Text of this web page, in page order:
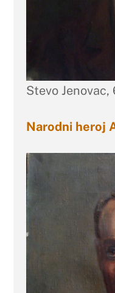
Stevo
Narodni heroj